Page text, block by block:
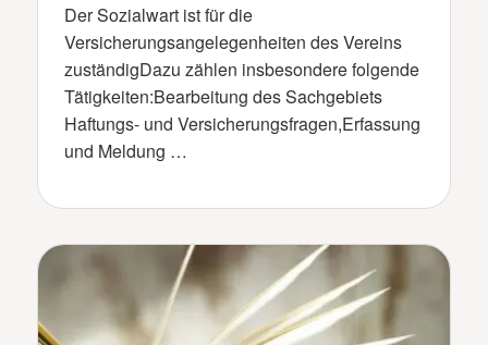
Der Sozialwart ist für die
Versicherungsangelegenheiten des Vereins
zuständigDazu zählen insbesondere folgende
Tätigkeiten:Bearbeitung des Sachgebiets
Haftungs- und Versicherungsfragen,Erfassung
und Meldung …